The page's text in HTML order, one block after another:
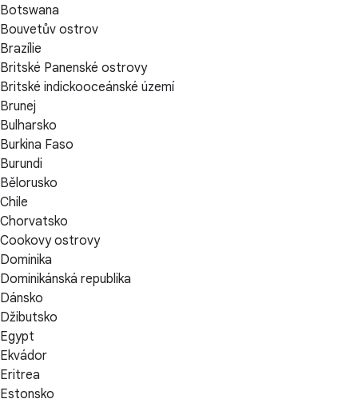
Botswana
Bouvetův ostrov
Brazílie
Britské Panenské ostrovy
Britské indickooceánské území
Brunej
Bulharsko
Burkina Faso
Burundi
Bělorusko
Chile
Chorvatsko
Cookovy ostrovy
Dominika
Dominikánská republika
Dánsko
Džibutsko
Egypt
Ekvádor
Eritrea
Estonsko